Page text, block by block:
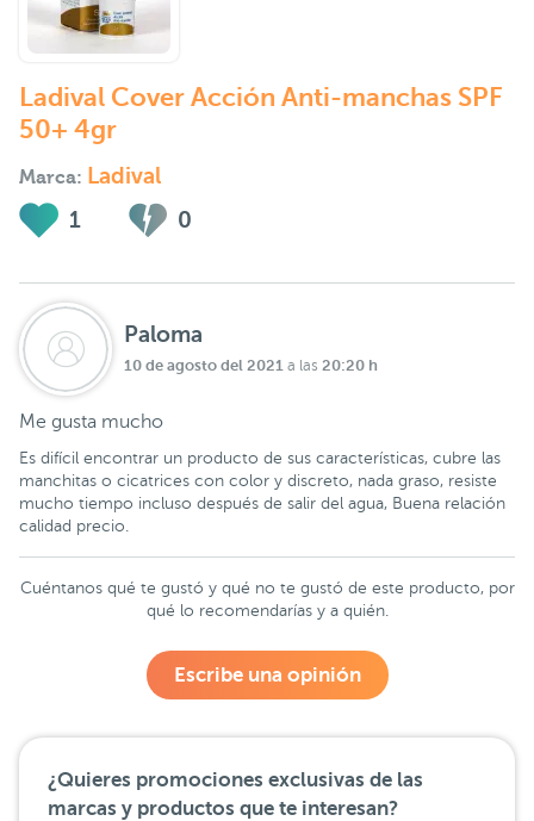
Ladival Cover Acción Anti-manchas SPF
50+ 4gr
Marca: Ladival
1
0
Paloma
10 de agosto del 2021 a las 20:20 h
Me gusta mucho
Es difícil encontrar un producto de sus características, cubre las
manchitas o cicatrices con color y discreto, nada graso, resiste
mucho tiempo incluso después de salir del agua, Buena relación
calidad precio.
Cuéntanos qué te gustó y qué no te gustó de este producto, por
qué lo recomendarías y a quién.
Escribe una opinión
¿Quieres promociones exclusivas de las
marcas y productos que te interesan?